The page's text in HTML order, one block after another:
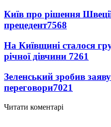
Київ про рішення
прецедент7568
На Київщині сталося
річної дівчини 7261
Зеленський зробив
переговори7021
Читати коментарі